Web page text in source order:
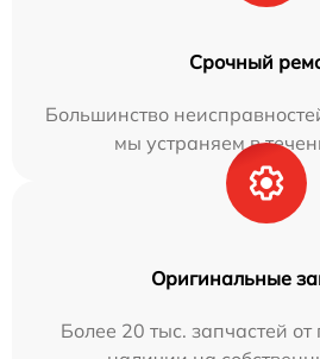
Срочный
Большинство
мы устраняем в
Оригинальные
Более 20 тыс. запчастей от